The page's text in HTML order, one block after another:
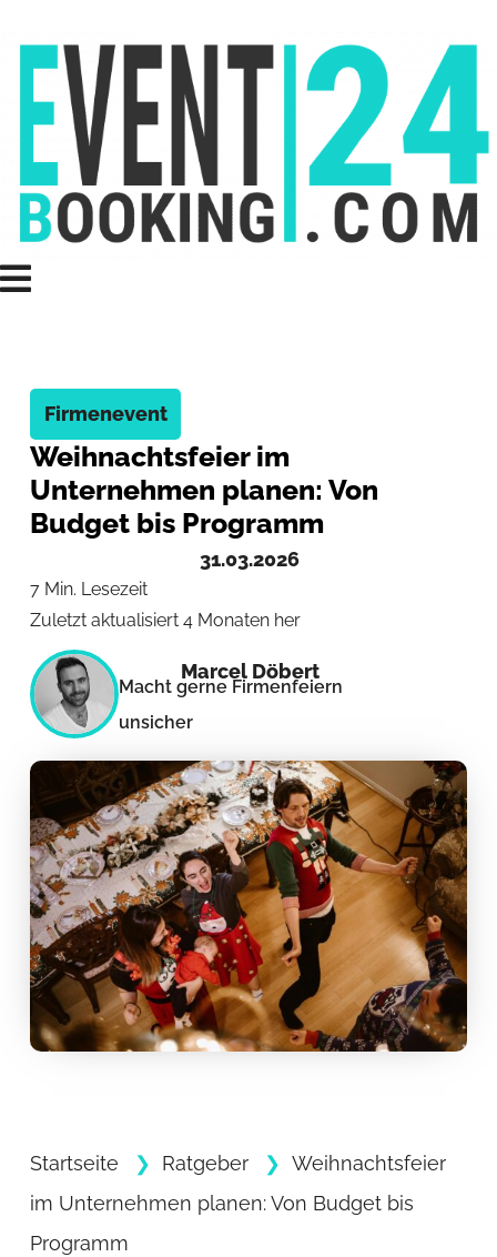
Firmenevent
Weihnachtsfeier im
Unternehmen planen: Von
Budget bis Programm
31.03.2026
7 Min. Lesezeit
Zuletzt aktualisiert 4 Monaten her
Marcel Döbert
Macht gerne Firmenfeiern
unsicher
Startseite Ratgeber
Weihnachtsfeier
im Unternehmen planen: Von Budget bis
Programm